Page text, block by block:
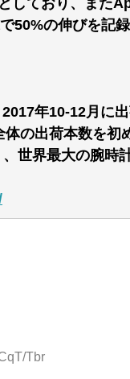
しており、また
50%の伸びを記
年10‐12月に
の出荷本数を初
世界最大の腕時
Tbr